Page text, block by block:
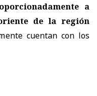
a
de la región
cuentan con los